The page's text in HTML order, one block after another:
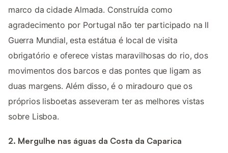
marco da cidade Almada. Construída como
agradecimento por Portugal não ter participado na II
Guerra Mundial, esta estátua é local de visita
obrigatório e oferece vistas maravilhosas do rio, dos
movimentos dos barcos e das pontes que ligam as
duas margens. Além disso, é o miradouro que os
próprios lisboetas asseveram ter as melhores vistas
sobre Lisboa.
2. Mergulhe nas águas da Costa da Caparica